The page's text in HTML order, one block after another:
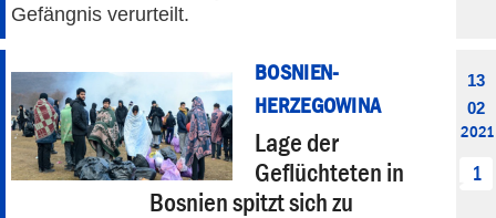
Gefängnis verurteilt.
BOSNIEN-
HERZEGOWINA
Lage der
Geflüchteten in
Bosnien spitzt sich zu
13
02
2021
1